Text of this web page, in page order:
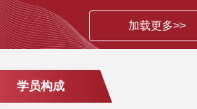
加载更多>>
学员构成
SAIF金融E沙龙暨第63期陆家嘴读
书会 科技金融：驱动国家创新的力
量
SAIF金融E沙龙：2017年公益金融
研讨会-5月24日/上海